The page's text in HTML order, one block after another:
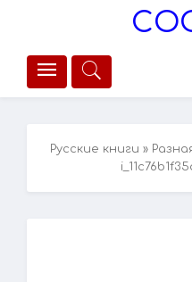
Русские книги »